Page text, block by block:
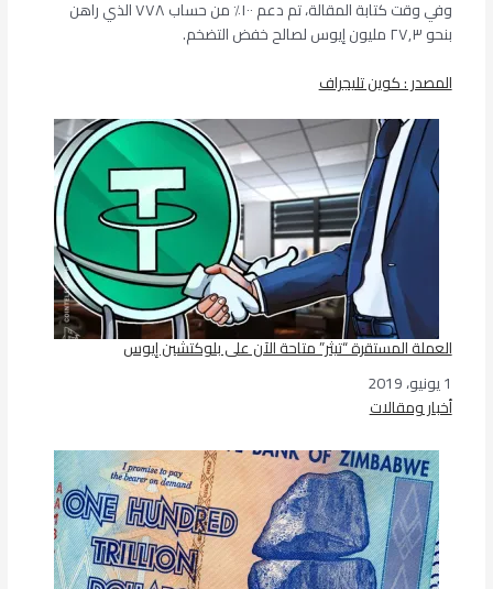
وفي وقت كتابة المقالة، تم دعم ١٠٠٪ من حساب ٧٧٨ الذي راهن
بنحو ٢٧,٣ مليون إيوس لصالح خفض التضخم.
المصدر : كوين تليجراف
العملة المستقرة “تيثر” متاحة الآن على بلوكتشين إيوس
التاريخ1 يونيو، 2019
في ما يتعلق بما يأتي
أخبار ومقالات